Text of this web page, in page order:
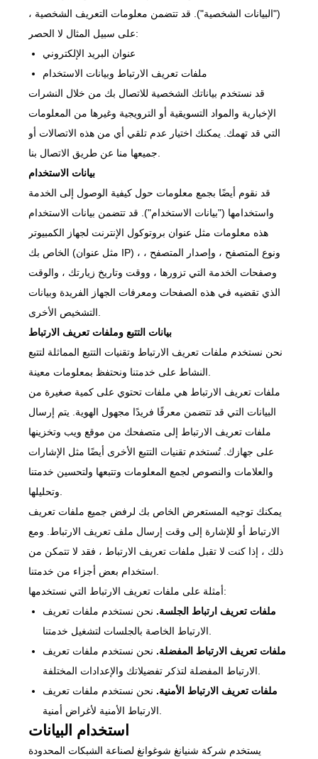
("البيانات الشخصية"). قد تتضمن معلومات التعريف الشخصية ،
على سبيل المثال لا الحصر:
عنوان البريد الإلكتروني
ملفات تعريف الارتباط وبيانات الاستخدام
قد نستخدم بياناتك الشخصية للاتصال بك من خلال النشرات
الإخبارية والمواد التسويقية أو الترويجية وغيرها من المعلومات
التي قد تهمك. يمكنك اختيار عدم تلقي أي من هذه الاتصالات أو
بيانات الاستخدام
قد نقوم أيضًا بجمع معلومات حول كيفية الوصول إلى الخدمة
واستخدامها ("بيانات الاستخدام"). قد تتضمن بيانات الاستخدام
هذه معلومات مثل عنوان بروتوكول الإنترنت لجهاز الكمبيوتر
الخاص بك (مثل عنوان IP) ، ونوع المتصفح ، وإصدار المتصفح ،
وصفحات الخدمة التي تزورها ، ووقت وتاريخ زيارتك ، والوقت
الذي تقضيه في هذه الصفحات ومعرفات الجهاز الفريدة وبيانات
بيانات التتبع وملفات تعريف الارتباط
نحن نستخدم ملفات تعريف الارتباط وتقنيات التتبع المماثلة لتتبع
ملفات تعريف الارتباط هي ملفات تحتوي على كمية صغيرة من
البيانات التي قد تتضمن معرفًا فريدًا مجهول الهوية. يتم إرسال
ملفات تعريف الارتباط إلى متصفحك من موقع ويب وتخزينها
على جهازك. تُستخدم تقنيات التتبع الأخرى أيضًا مثل الإشارات
والعلامات والنصوص لجمع المعلومات وتتبعها ولتحسين خدمتنا
يمكنك توجيه المستعرض الخاص بك لرفض جميع ملفات تعريف
الارتباط أو للإشارة إلى وقت إرسال ملف تعريف الارتباط. ومع
ذلك ، إذا كنت لا تقبل ملفات تعريف الارتباط ، فقد لا تتمكن من
أمثلة على ملفات تعريف الارتباط التي نستخدمها:
ملفات تعريف ارتباط الجلسة. نحن نستخدم ملفات تعريف
ملفات تعريف الارتباط المفضلة. نحن نستخدم ملفات تعريف
ملفات تعريف الارتباط الأمنية. نحن نستخدم ملفات تعريف
استخدام البيانات
يستخدم شركة شنيانغ شوغوانغ لصناعة الشبكات المحدودة